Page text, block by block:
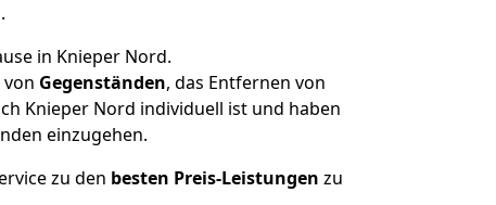
in Knieper Nord.
von Gegenständen, das Entfernen von
Knieper Nord individuell ist und haben
einzugehen.
zu den besten Preis-Leistungen zu